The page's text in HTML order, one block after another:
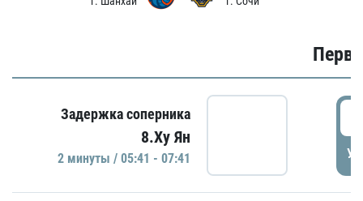
Задержка соперника
8.Ху Ян
2 минуты / 05:41 - 07:41